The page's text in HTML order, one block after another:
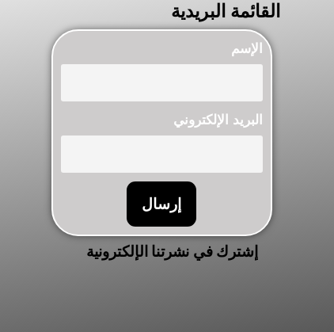
القائمة البريدية
الإسم
البريد الإلكتروني
إرسال
إشترك في نشرتنا الإلكترونية